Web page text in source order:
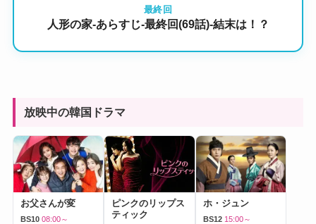
最終回
人形の家-あらすじ-最終回(69話)-結末は！？
放映中の韓国ドラマ
お父さんが変
BS10 08:00～
ピンクのリップス
ティック
ホ・ジュン
BS12 15:00～